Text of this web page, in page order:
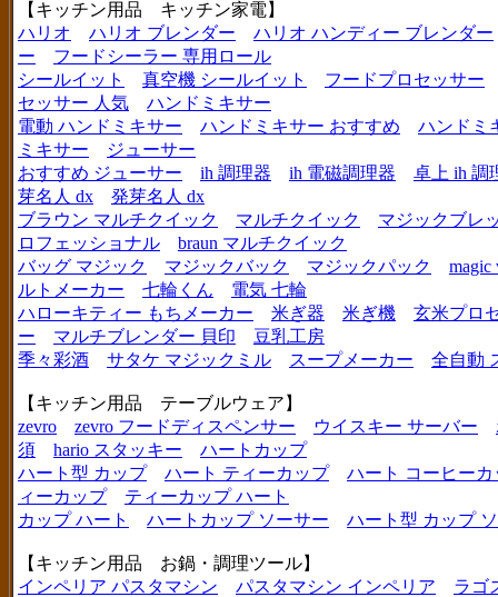
【キッチン用品 キッチン家電】
ハリオ
ハリオ ブレンダー
ハリオ ハンディー ブレンダー
ー
フードシーラー 専用ロール
シールイット
真空機 シールイット
フードプロセッサー
セッサー 人気
ハンドミキサー
電動 ハンドミキサー
ハンドミキサー おすすめ
ハンドミ
ミキサー
ジューサー
おすすめ ジューサー
ih 調理器 ih 電磁調理器
卓上 ih 調
芽名人 dx
発芽名人 dx
ブラウン マルチクイック
マルチクイック
マジックブレ
ロフェッショナル
braun マルチクイック
バッグ マジック
マジックバック マジックパック
magic
ルトメーカー
七輪くん
電気 七輪
ハローキティー もちメーカー
米ぎ器 米ぎ機
玄米プロ
ー
マルチブレンダー 貝印
豆乳工房
季々彩酒
サタケ マジックミル スープメーカー 全自動
【キッチン用品 テーブルウェア】
zevro
zevro フードディスペンサー ウイスキー サーバー
須
hario スタッキー
ハートカップ
ハート型 カップ
ハート ティーカップ
ハート コーヒーカ
ィーカップ
ティーカップ ハート
カップ ハート
ハートカップ ソーサー ハート型 カップ
【キッチン用品 お鍋・調理ツール】
インペリア パスタマシン
パスタマシン インペリア
ラゴ